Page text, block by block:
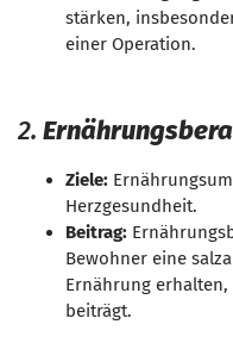
stärken,
einer Operation.
2.
Ziele:
Herzgesundheit.
Beitrag:
Bewohner eine
Ernährung
beiträgt.